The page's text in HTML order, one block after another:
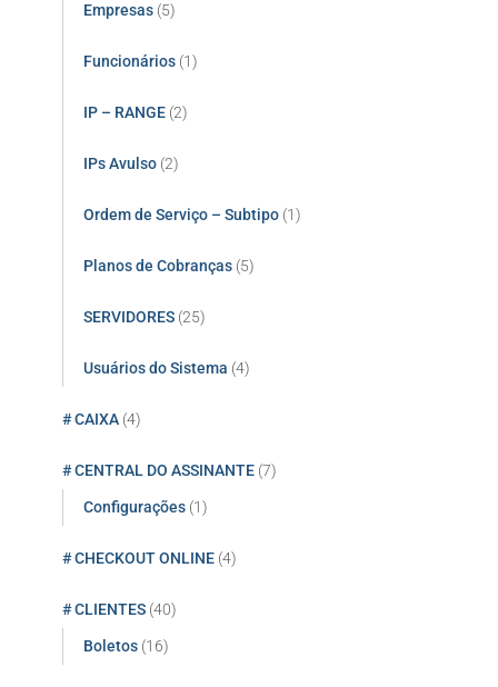
Empresas (5)
Funcionários (1)
IP – RANGE (2)
IPs Avulso (2)
Ordem de Serviço – Subtipo (1)
Planos de Cobranças (5)
SERVIDORES (25)
Usuários do Sistema (4)
# CAIXA (4)
# CENTRAL DO ASSINANTE (7)
Configurações (1)
# CHECKOUT ONLINE (4)
# CLIENTES (40)
Boletos (16)